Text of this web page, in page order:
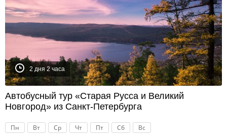
2 дня 2 часа
Автобусный тур «Старая Русса и Великий
Новгород» из Санкт-Петербурга
Пн Вт Ср Чт Пт Сб
Вс